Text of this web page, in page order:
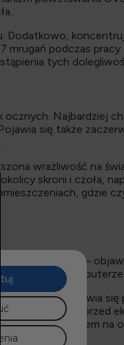
Dodatkowo,
mrugań podczas
tych
ocznych. Najbardziej
się także
wrażliwość na
skroni i czoła,
gdzie
odpoczynku –
pracy przy
które nie poprawia
spędzonym przed
z widzeniem na